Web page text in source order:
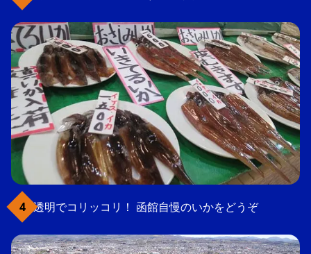
透明でコリッコリ！ 函館自慢のいかをどうぞ